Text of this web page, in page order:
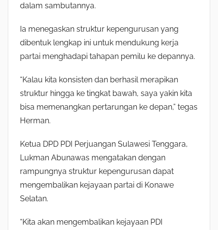
dalam sambutannya.
Ia menegaskan struktur kepengurusan yang
dibentuk lengkap ini untuk mendukung kerja
partai menghadapi tahapan pemilu ke depannya.
“Kalau kita konsisten dan berhasil merapikan
struktur hingga ke tingkat bawah, saya yakin kita
bisa memenangkan pertarungan ke depan,” tegas
Herman.
Ketua DPD PDI Perjuangan Sulawesi Tenggara,
Lukman Abunawas mengatakan dengan
rampungnya struktur kepengurusan dapat
mengembalikan kejayaan partai di Konawe
Selatan.
“Kita akan mengembalikan kejayaan PDI